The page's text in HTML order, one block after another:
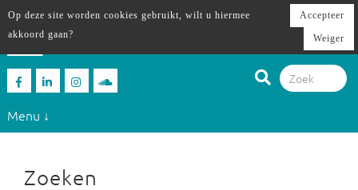
Menu ↓
Zoeken
Op deze site worden cookies gebruikt, wilt u hiermee
akkoord gaan?
Accepteer
Weiger